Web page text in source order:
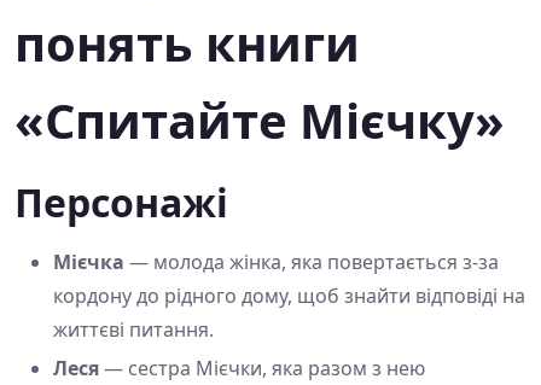
понять книги
«Спитайте Мієчку»
Персонажі
Мієчка — молода жінка, яка повертається з-за
кордону до рідного дому, щоб знайти відповіді на
життєві питання.
Леся— сестра Мієчки, яка разом з нею